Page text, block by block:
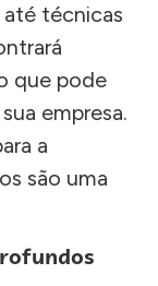
técnicas
que pode
empresa.
a
são uma